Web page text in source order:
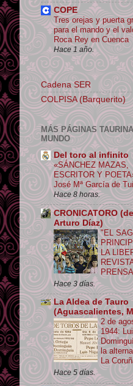
COPE
Tres orejas y puerta
para el mando y el
Roca Rey en Cuenca
Hace 1 año.
Cadena SER
COLPISA (Barquerito)
MÁS PÁGINAS
MUNDO
Del toro al infinito
«SÁNCHEZ MAZAS,
ESCRITOR Y
José Mª García de
Hace 8 horas.
CRONICATORO
Arturo Díaz)
"EL
LA
PRENSA
Hace 3 días.
La Aldea de Tauro
(Aguascalientes,
2 de
1944:
la
La
Hace 5 días.